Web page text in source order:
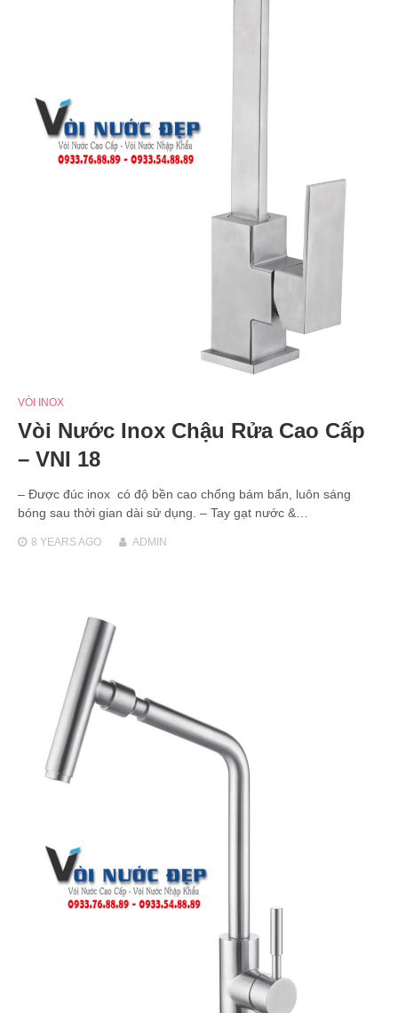
VÒI INOX
Vòi Nước Inox Chậu Rửa Cao Cấp
– VNI 18
– Được đúc inox có độ bền cao chống bám bẩn, luôn sáng
bóng sau thời gian dài sử dụng. – Tay gạt nước &…
8 YEARSAGO ADMIN